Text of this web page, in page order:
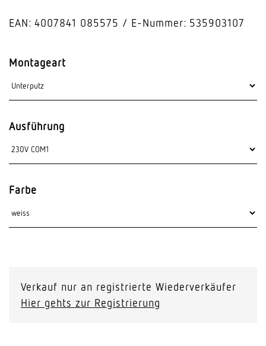
EAN: 4007841 085575 E-Nummer: 535903107
Montageart
Ausführung
Farbe
Verkauf nur an registrierte Wiederverkäufer
Hier gehts zur Registrierung